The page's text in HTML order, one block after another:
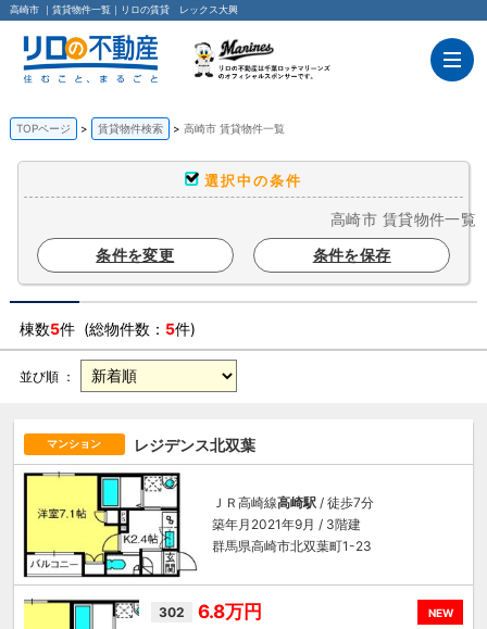
高崎市 ｜賃貸物件一覧｜リロの賃貸 レックス大興
TOPページ 賃貸物件検索 高崎市 賃貸物件一覧
選択中の条件
高崎市 賃貸物件一覧
条件を変更
条件を保存
棟数5件 (総物件数： 5件)
並び順 ：
マンション レジデンス北双葉
ＪＲ高崎線高崎駅 / 徒歩7分
築年月2021年9月 / 3階建
群馬県高崎市北双葉町1-23
NEW
302 6.8万円